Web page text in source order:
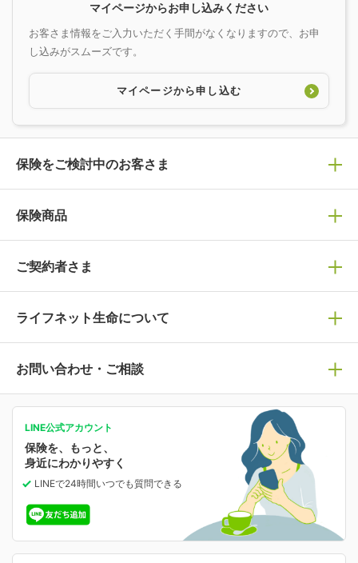
マイページからお申し込みください
お客さま情報をご入力いただく手間がなくなりますので、お申
し込みがスムーズです。
マイページから申し込む
保険をご検討中のお客さま
保険の選び方
保険選びで迷っている方はチェック！
保険の基礎知識や選び方を解説！
人生のステージに必要な保険がわかる！
保険ジャンバラヤ
あなたの人生と保険選びのためのWebメディア
選ばれる理由・評判
ライフネット生命の特長
ライフネット生命が選ばれる理由がわかる！
評判・口コミ
保険商品
保険商品一覧
万が一に備える
病気や手術に備える
がん保険
がんに備える
女性保険
就業不能保険
就業不能状態に備える
ご契約者さま
マイページログイン
ご契約内容の確認
お客さま情報の確認・変更
保険料の支払い方法の変更
中断したお申し込みの再開
お申し込み後の状況確認
減額・解約・追加契約の申し込み など
ライフネット生命について
ライフネット生命についてトップ
会社情報
業績・財務情報
保険金等の支払状況
採用情報
お問い合わせ・ご相談
保険相談サービス
よくあるご質問
資料請求
LINE公式アカウント
保険を、もっと、
身近にわかりやすく
LINEで24時間いつでも質問できる